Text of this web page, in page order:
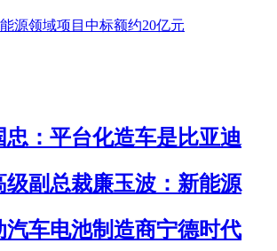
源领域项目中标额约20亿元
忠：平台化造车是比亚迪
级副总裁廉玉波：新能源
汽车电池制造商宁德时代